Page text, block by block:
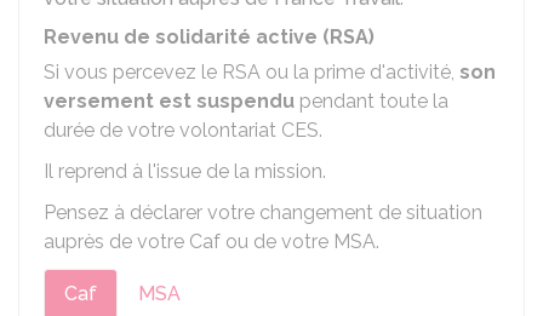
Revenu de solidarité active (RSA)
Si vous percevez le RSA ou la prime d'activité, son
versement est suspendu pendant toute la
durée de votre volontariat CES.
Il reprend à l'issue de la mission.
Pensez à déclarer votre changement de situation
auprès de votre Caf ou de votre MSA.
Caf MSA